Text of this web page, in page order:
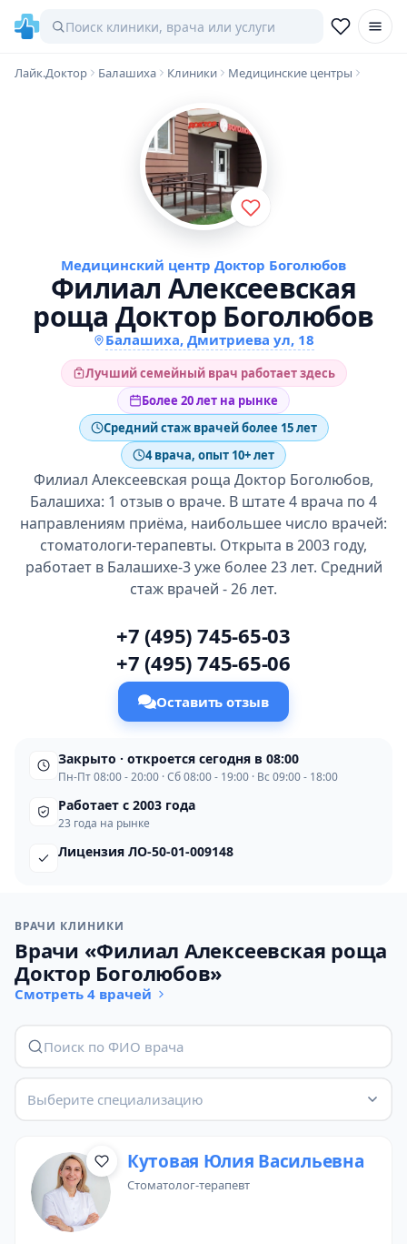
Лайк.Доктор Балашиха Клиники Медицинские центры
Медицинский центр Доктор Боголюбов
Филиал Алексеевская
роща Доктор Боголюбов
Балашиха, Дмитриева ул, 18
Лучший семейный врач работает здесь
Более 20 лет на рынке
Средний стаж врачей более 15 лет
4 врача, опыт 10+ лет
Филиал Алексеевская роща Доктор Боголюбов,
Балашиха: 1 отзыв о враче. В штате 4 врача по 4
направлениям приёма, наибольшее число врачей:
стоматологи-терапевты. Открыта в 2003 году,
работает в Балашихе-3 уже более 23 лет. Средний
стаж врачей - 26 лет.
+7 (495) 745-65-03
+7 (495) 745-65-06
Оставить отзыв
Закрыто · откроется сегодня в 08:00
Пн-Пт 08:00 - 20:00 · Сб 08:00 - 19:00 · Вс 09:00 - 18:00
Работает с 2003 года
23 года на рынке
Лицензия ЛО-50-01-009148
ВРАЧИ КЛИНИКИ
Врачи «Филиал Алексеевская роща
Доктор Боголюбов»
Смотреть 4 врачей
Выберите специализацию
Кутовая Юлия Васильевна
стоматолог-терапевт